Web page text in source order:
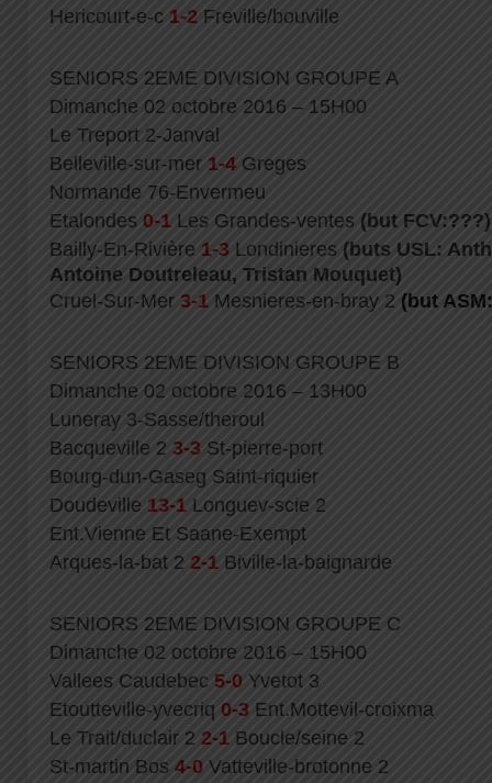
Hericourt-e-c 1-2 Freville/bouville
SENIORS 2EME DIVISION GROUPE A
Dimanche 02 octobre 2016 – 15H00
Le Treport 2-Janval
Belleville-sur-mer 1-4 Greges
Normande 76-Envermeu
Etalondes 0-1 Les Grandes-ventes (but FCV:???)
Bailly-En-Rivière 1-3 Londinieres (buts USL:
Antoine Doutreleau, Tristan Mouquet)
Cruel-Sur-Mer 3-1 Mesnieres-en-bray 2 (but
SENIORS 2EME DIVISION GROUPE B
Dimanche 02 octobre 2016 – 13H00
Luneray 3-Sasse/theroul
Bacqueville 2 3-3 St-pierre-port
Bourg-dun-Gaseg Saint-riquier
Doudeville 13-1 Longuev-scie 2
Ent.Vienne Et Saane-Exempt
Arques-la-bat 2 2-1 Biville-la-baignarde
SENIORS 2EME DIVISION GROUPE C
Dimanche 02 octobre 2016 – 15H00
Vallees Caudebec 5-0 Yvetot 3
Etoutteville-yvecriq 0-3 Ent.Mottevil-croixma
Le Trait/duclair 2 2-1 Boucle/seine 2
St-martin Bos 4-0 Vatteville-brotonne 2